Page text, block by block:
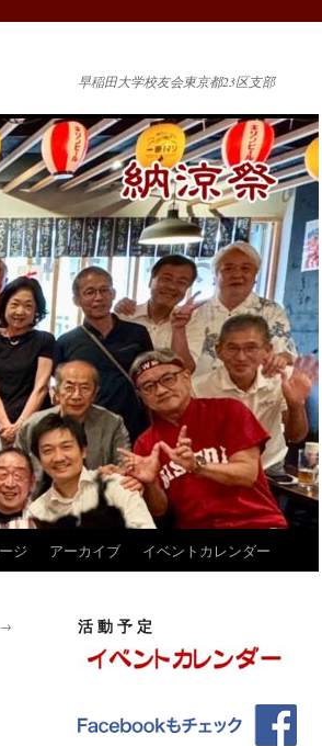
早稲田大学校友会東京都23区支部
ジ アーカイブ イベントカレンダー
→ 活 動 予 定